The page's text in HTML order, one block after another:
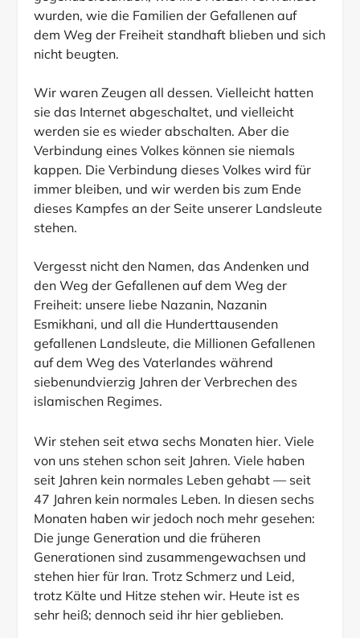
wurden, wie die Familien der Gefallenen auf
dem Weg der Freiheit standhaft blieben und sich
nicht beugten.
Wir waren Zeugen all dessen. Vielleicht hatten
sie das Internet abgeschaltet, und vielleicht
werden sie es wieder abschalten. Aber die
Verbindung eines Volkes können sie niemals
kappen. Die Verbindung dieses Volkes wird für
immer bleiben, und wir werden bis zum Ende
dieses Kampfes an der Seite unserer Landsleute
stehen.
Vergesst nicht den Namen, das Andenken und
den Weg der Gefallenen auf dem Weg der
Freiheit: unsere liebe Nazanin, Nazanin
Esmikhani, und all die Hunderttausenden
gefallenen Landsleute, die Millionen Gefallenen
auf dem Weg des Vaterlandes während
siebenundvierzig Jahren der Verbrechen des
islamischen Regimes.
Wir stehen seit etwa sechs Monaten hier. Viele
von uns stehen schon seit Jahren. Viele haben
seit Jahren kein normales Leben gehabt — seit
47 Jahren kein normales Leben. In diesen sechs
Monaten haben wir jedoch noch mehr gesehen:
Die junge Generation und die früheren
Generationen sind zusammengewachsen und
stehen hier für Iran. Trotz Schmerz und Leid,
trotz Kälte und Hitze stehen wir. Heute ist es
sehr heiß; dennoch seid ihr hier geblieben.